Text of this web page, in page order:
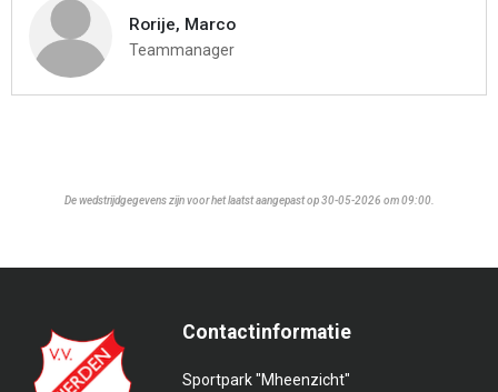
Rorije, Marco
Teammanager
De wedstrijdgegevens zijn voor het laatst aangepast op 30-05-2026 om 09:00.
Contactinformatie
Sportpark "Mheenzicht"